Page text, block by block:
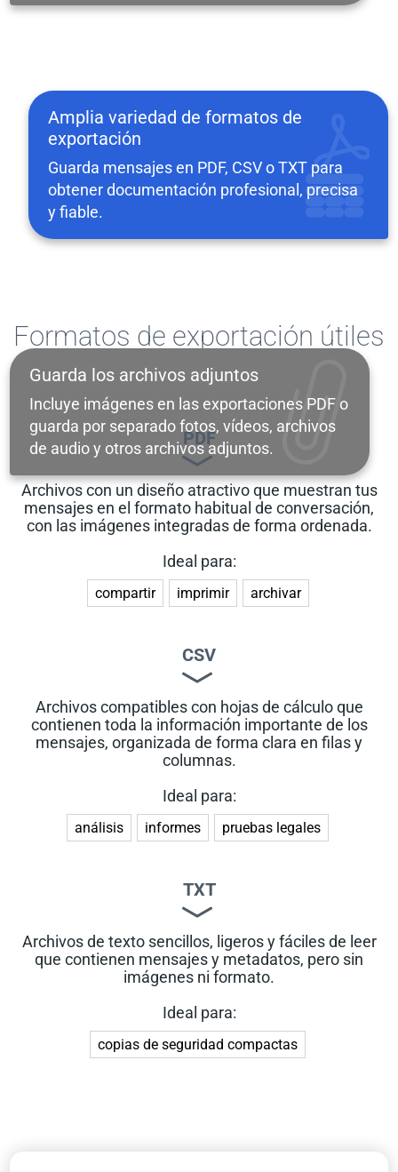
Amplia variedad de formatos de
exportación
Guarda mensajes en PDF, CSV o TXT para
obtener documentación profesional, precisa
y fiable.
Guarda los archivos adjuntos
Incluye imágenes en las exportaciones PDF o
guarda por separado fotos, vídeos, archivos
de audio y otros archivos adjuntos.
Formatos de exportación útiles
para cualquier ocasión
PDF
Archivos con un diseño atractivo que muestran tus
mensajes en el formato habitual de conversación,
con las imágenes integradas de forma ordenada.
Ideal para:
compartir imprimir archivar
CSV
Archivos compatibles con hojas de cálculo que
contienen toda la información importante de los
mensajes, organizada de forma clara en filas y
columnas.
Ideal para:
análisis informes pruebas legales
TXT
Archivos de texto sencillos, ligeros y fáciles de leer
que contienen mensajes y metadatos, pero sin
imágenes ni formato.
Ideal para:
copias de seguridad compactas